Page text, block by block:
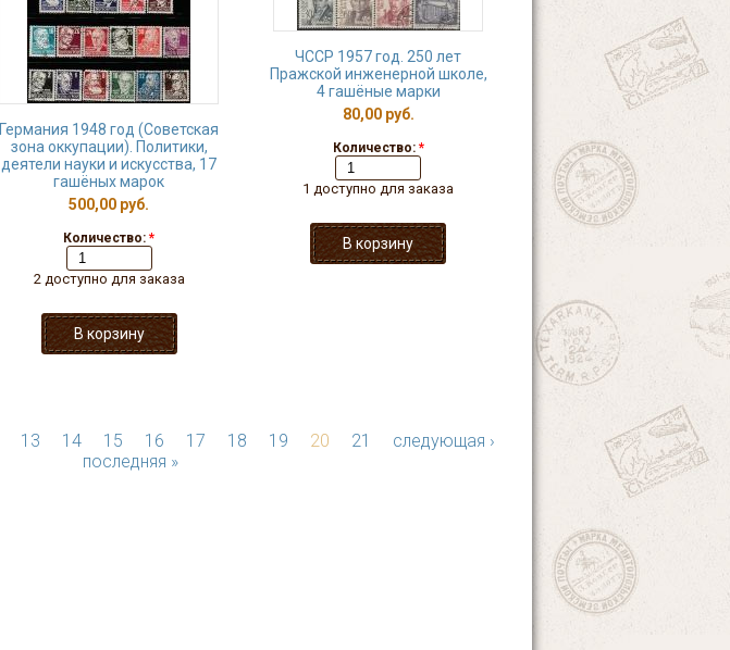
Германия 1948 год (Советская
зона оккупации). Политики,
деятели науки и искусства, 17
гашёных марок
500,00 руб.
Количество: *
2 доступно для заказа
ЧССР 1957 год. 250 лет
Пражской инженерной школе,
4 гашёные марки
80,00 руб.
Количество: *
1 доступно для заказа
13 14 15 16 17 18 19 20 21
следующая ›
последняя »